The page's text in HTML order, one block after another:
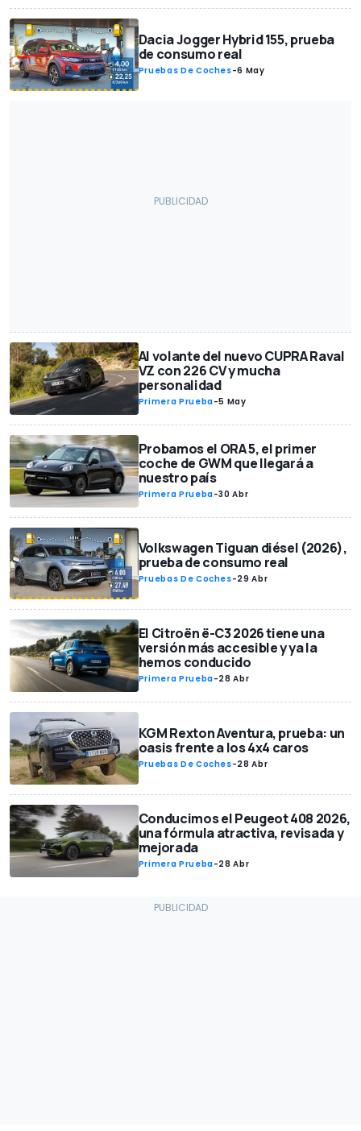
Dacia Jogger Hybrid 155, prueba
de consumo real
Pruebas De Coches-6 May
Al volante del nuevo CUPRA Raval
VZ con 226 CV y mucha
personalidad
Primera Prueba-5 May
Probamos el ORA 5, el primer
coche de GWM que llegará a
nuestro país
Primera Prueba-30 Abr
Volkswagen Tiguan diésel (2026),
prueba de consumo real
Pruebas De Coches-29 Abr
El Citroën ë-C3 2026 tiene una
versión más accesible y ya la
hemos conducido
Primera Prueba-28 Abr
KGM Rexton Aventura, prueba: un
oasis frente a los 4x4 caros
Pruebas De Coches-28 Abr
Conducimos el Peugeot 408 2026,
una fórmula atractiva, revisada y
mejorada
Primera Prueba-28 Abr